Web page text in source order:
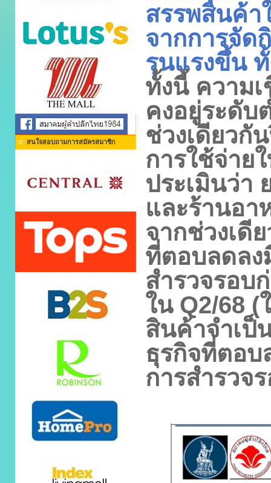
สนใจสอบถามการสมัครสมาชิก
สรรพสินค้า
จากการจัด
รุนแรงขึ้น
ทั้งนี้ ความ
คงอยู่ระดับ
ช่วงเดียวกั
การใช้จ่าย
ประเมินว่า
และร้านอา
จากช่วงเดี
ที่ตอบลดลง
สำรวจรอบ
ใน Q2/68 (
สินค้าจำเป็
ธุรกิจที่ตอบ
การสำรวจ